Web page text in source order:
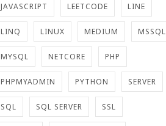
JAVASCRIPT LEETCODE LINE
LINQ LINUX MEDIUM MSSQL
MYSQL NETCORE PHP
PHPMYADMIN PYTHON SERVER
SQL SQL SERVER SSL